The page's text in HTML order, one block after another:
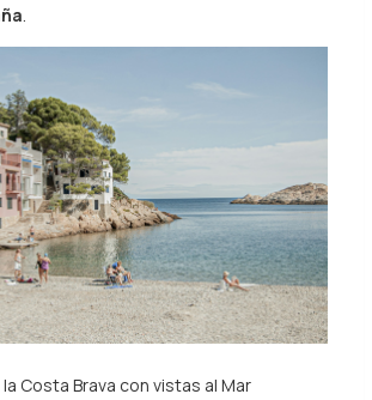
.
la Costa Brava con vistas al Mar